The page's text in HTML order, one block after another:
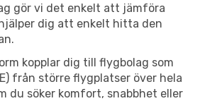
gör vi det enkelt att jämföra
dig att enkelt hitta den
kopplar dig till flygbolag som
från större flygplatser över hela
du söker komfort, snabbhet eller